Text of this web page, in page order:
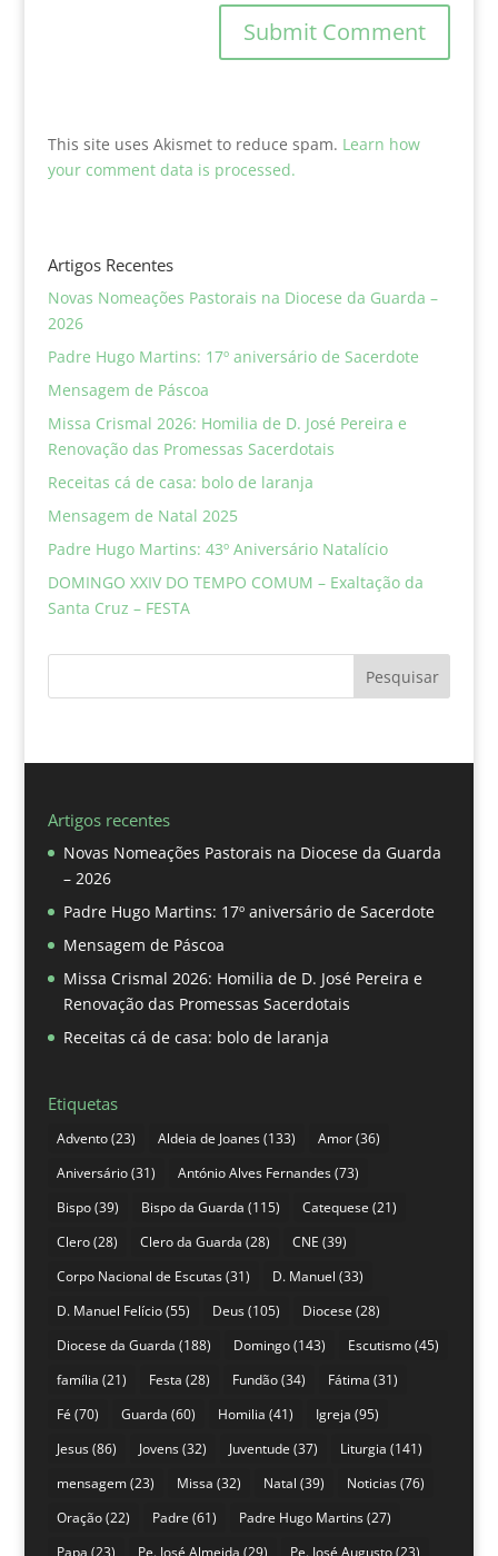
This site uses Akismet to reduce spam. Learn how
your comment data is processed.
Artigos Recentes
Novas Nomeações Pastorais na Diocese da Guarda –
2026
Padre Hugo Martins: 17º aniversário de Sacerdote
Mensagem de Páscoa
Missa Crismal 2026: Homilia de D. José Pereira e
Renovação das Promessas Sacerdotais
Receitas cá de casa: bolo de laranja
Mensagem de Natal 2025
Padre Hugo Martins: 43º Aniversário Natalício
DOMINGO XXIV DO TEMPO COMUM – Exaltação da
Santa Cruz – FESTA
Pesquisar
Artigos recentes
Novas Nomeações Pastorais na Diocese da Guarda
– 2026
Padre Hugo Martins: 17º aniversário de Sacerdote
Mensagem de Páscoa
Missa Crismal 2026: Homilia de D. José Pereira e
Renovação das Promessas Sacerdotais
Receitas cá de casa: bolo de laranja
Etiquetas
Advento(23) Aldeia de Joanes(133) Amor(36)
Aniversário(31) António Alves Fernandes(73)
Bispo(39) Bispo da Guarda (115) Catequese (21)
Clero(28) Clero da Guarda (28) CNE (39)
Corpo Nacional de Escutas(31) D. Manuel (33)
D. Manuel Felício(55) Deus(105) Diocese (28)
Diocese da Guarda (188) Domingo(143) Escutismo(45)
família (21) Festa (28) Fundão(34) Fátima (31)
Fé (70) Guarda (60) Homilia (41) Igreja (95)
Jesus(86) Jovens(32) Juventude (37) Liturgia (141)
mensagem(23) Missa (32) Natal (39) Noticias(76)
Oração(22) Padre (61) Padre Hugo Martins(27)